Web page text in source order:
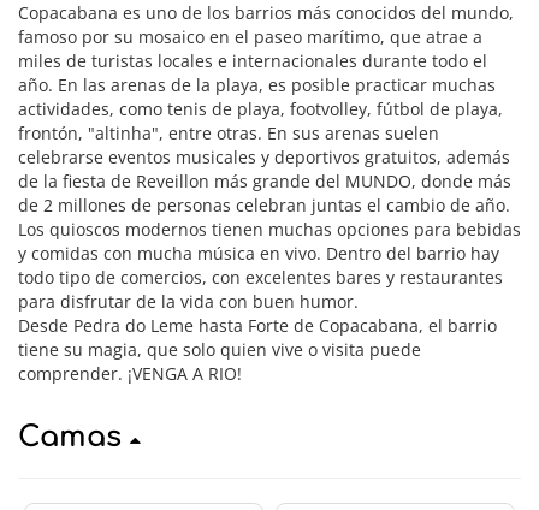
Copacabana es uno de los barrios más conocidos del mundo,
famoso por su mosaico en el paseo marítimo, que atrae a
miles de turistas locales e internacionales durante todo el
año. En las arenas de la playa, es posible practicar muchas
actividades, como tenis de playa, footvolley, fútbol de playa,
frontón, "altinha", entre otras. En sus arenas suelen
celebrarse eventos musicales y deportivos gratuitos, además
de la fiesta de Reveillon más grande del MUNDO, donde más
de 2 millones de personas celebran juntas el cambio de año.
Los quioscos modernos tienen muchas opciones para bebidas
y comidas con mucha música en vivo. Dentro del barrio hay
todo tipo de comercios, con excelentes bares y restaurantes
para disfrutar de la vida con buen humor.
Desde Pedra do Leme hasta Forte de Copacabana, el barrio
tiene su magia, que solo quien vive o visita puede
comprender. ¡VENGA A RIO!
Camas